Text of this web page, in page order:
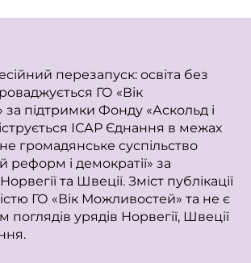
перезапуск: освіта без
ГО «Вік
підтримки Фонду «Аскольд і
ІСАР Єднання в межах
громадянське суспільство
реформ і демократії» за
та Швеції. Зміст публікації
ГО «Вік Можливостей» та не є
урядів Норвегії, Швеції